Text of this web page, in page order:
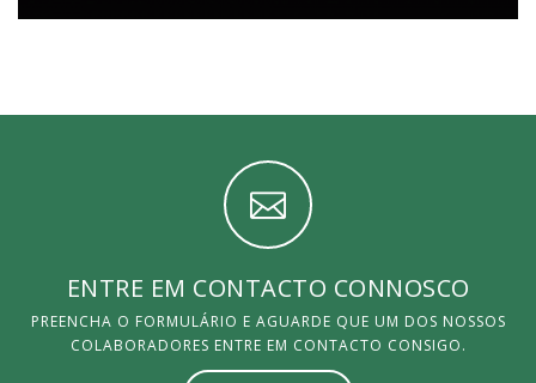
ENTRE EM CONTACTO CONNOSCO
PREENCHA O FORMULÁRIO E AGUARDE QUE UM DOS NOSSOS
COLABORADORES ENTRE EM CONTACTO CONSIGO.